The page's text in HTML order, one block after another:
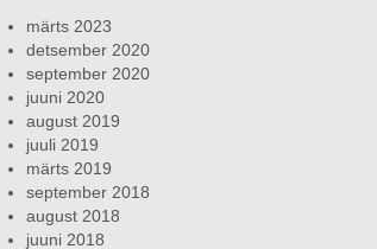
märts 2023
detsember 2020
september 2020
juuni 2020
august 2019
juuli 2019
märts 2019
september 2018
august 2018
juuni 2018